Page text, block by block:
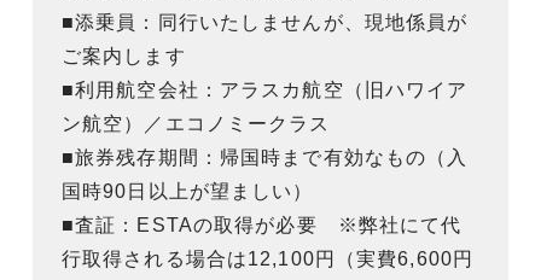
■添乗員：同行いたしませんが、現地係員が
ご案内します
■利用航空会社：アラスカ航空（旧ハワイア
ン航空）／エコノミークラス
■旅券残存期間：帰国時まで有効なもの（入
国時90日以上が望ましい）
■査証：ESTAの取得が必要 ※弊社にて代
行取得される場合は12,100円（実費6,600円